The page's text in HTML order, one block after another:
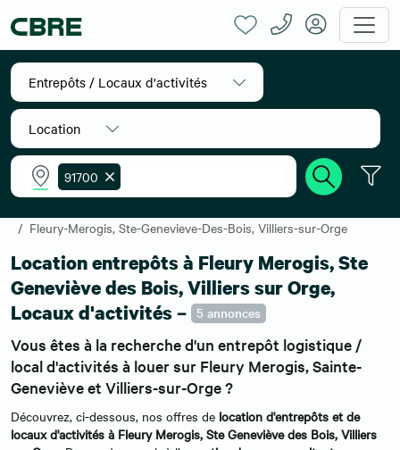
Entrepôts / Locaux d'activités
Location
91700
Fleury-Merogis, Ste-Genevieve-Des-Bois, Villiers-sur-Orge
Location entrepôts à Fleury Merogis, Ste
Geneviève des Bois, Villiers sur Orge,
Locaux d'activités – 5 annonces
Vous êtes à la recherche d'un entrepôt logistique /
local d'activités à louer sur Fleury Merogis, Sainte-
Geneviève et Villiers-sur-Orge ?
Découvrez, ci-dessous, nos offres de location d'entrepôts et de
locaux d'activités à Fleury Merogis, Ste Geneviève des Bois, Villiers